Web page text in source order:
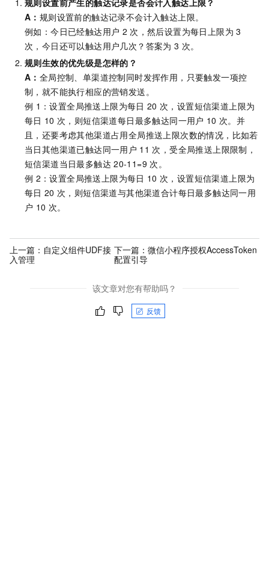
规则设置前产生的触达记录是否会计入触达上限？
A： 规则设置前的触达记录不会计入触达上限。
例如：今日已经触达用户 2 次，然后设置为每日上限为 3
次，今日还可以触达用户几次？答案为 3 次。
规则生效的优先级是怎样的？
A： 全局控制、单渠道控制同时发挥作用，只要触发一项控
制，就不能执行相应的营销发送。
例 1：设置全局推送上限为每日 20 次，设置短信渠道上限为
每日 10 次，则短信渠道每日最多触达同一用户 10 次。并
且，还要考虑其他渠道占用全局推送上限次数的情况，比如若
当日其他渠道已触达同一用户 11 次，受全局推送上限限制，
短信渠道当日最多触达 20-11=9 次。
例 2：设置全局推送上限为每日 10 次，设置短信渠道上限为
每日 20 次，则短信渠道与其他渠道合计每日最多触达同一用
户 10 次。
上一篇： 自定义组件UDF接
入管理
下一篇： 微信小程序授权AccessToken
配置引导
该文章对您有帮助吗？
反馈